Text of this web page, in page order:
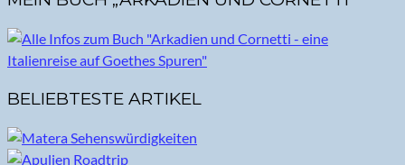
BELIEBTESTE ARTIKEL